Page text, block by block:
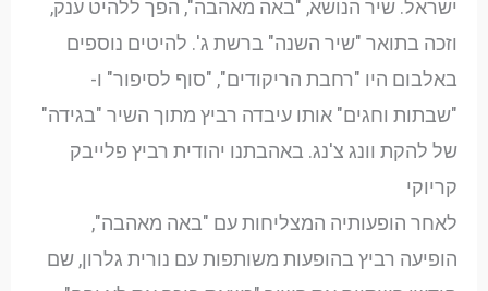
ישראל. שיר הנושא, "באה מאהבה", הפך ללהיט ענק,
וזכה בתואר "שיר השנה" ברשת ג'. להיטים נוספים
באלבום היו "רחבת הריקודים", "סוף לסיפור" ו-
"שבתות וחגים" אותו עיבדה רביץ מתוך השיר "בגידה"
של להקת וונג צ'נג. באהבתנו יהודית רביץ פלייבק
קריוקי
לאחר הופעותיה המצליחות עם "באה מאהבה",
הופיעה רביץ בהופעות משותפות עם נורית גלרון, שם